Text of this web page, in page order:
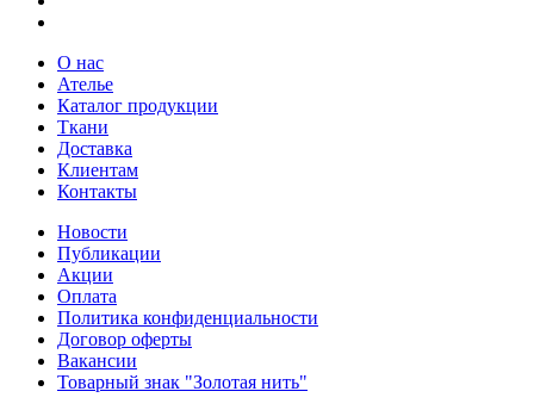
О нас
Ателье
Каталог продукции
Ткани
Доставка
Клиентам
Контакты
Новости
Публикации
Акции
Оплата
Политика конфиденциальности
Договор оферты
Вакансии
Товарный знак "Золотая нить"